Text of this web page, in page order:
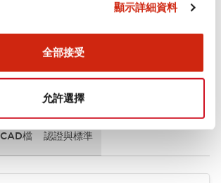
顯示詳細資料
全部接受
允許選擇
CAD檔 認證與標準